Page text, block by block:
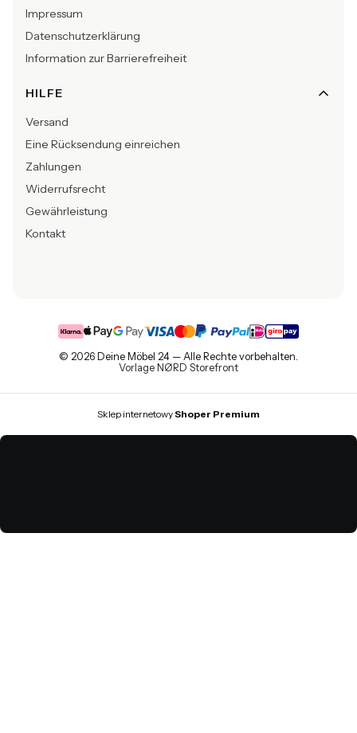
Impressum
Datenschutzerklärung
Information zur Barrierefreiheit
HILFE
Versand
Eine Rücksendung einreichen
Zahlungen
Widerrufsrecht
Gewährleistung
Kontakt
© 2026 Deine Möbel 24 — Alle Rechte vorbehalten.
Vorlage NØRD Storefront
Sklep internetowyShoper Premium